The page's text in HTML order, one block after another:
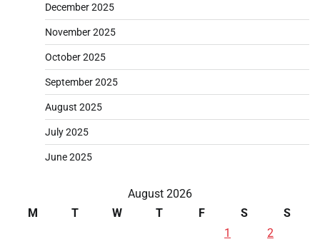
December 2025
November 2025
October 2025
September 2025
August 2025
July 2025
June 2025
August 2026
M
T W T F S
S
1
2